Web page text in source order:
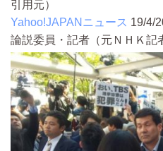
引用元）
Yahoo!JAPANニュース 19/4/
論説委員・記者（元ＮＨＫ記